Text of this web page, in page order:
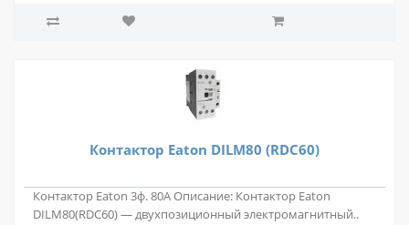
Контактор Eaton DILM80 (RDC60)
Контактор Eaton 3ф. 80А Описание: Контактор Eaton
DILM80(RDC60) — двухпозиционный электромагнитный..